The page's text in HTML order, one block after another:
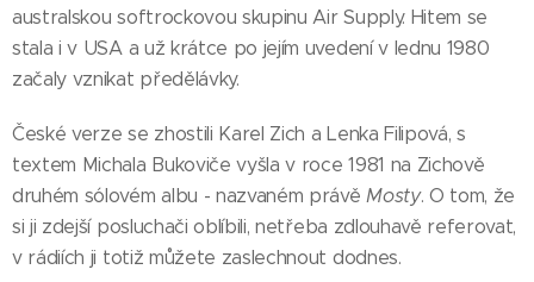
australskou softrockovou skupinu Air Supply. Hitem se
stala i v USA a už krátce po jejím uvedení v lednu 1980
začaly vznikat předělávky.
České verze se zhostili Karel Zich a Lenka Filipová, s
textem Michala Bukoviče vyšla v roce 1981 na Zichově
druhém sólovém albu - nazvaném právěMosty. O tom, že
si ji zdejší posluchači oblíbili, netřeba zdlouhavě referovat,
v rádiích ji totiž můžete zaslechnout dodnes.